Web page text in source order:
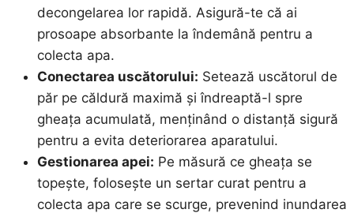
decongelarea lor rapidă. Asigură-te că ai
prosoape absorbante la îndemână pentru a
colecta apa.
Conectarea uscătorului: Setează uscătorul de
păr pe căldură maximă și îndreaptă-l spre
gheața acumulată, menținând o distanță sigură
pentru a evita deteriorarea aparatului.
Gestionarea apei: Pe măsură ce gheața se
topește, folosește un sertar curat pentru a
colecta apa care se scurge, prevenind inundarea